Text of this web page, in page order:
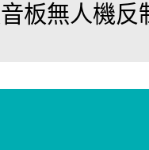
板無人機反